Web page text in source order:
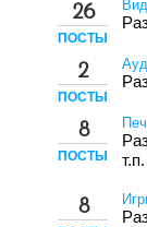
26
ПОСТЫ
2
ПОСТЫ
8
ПОСТЫ
т.п.
8